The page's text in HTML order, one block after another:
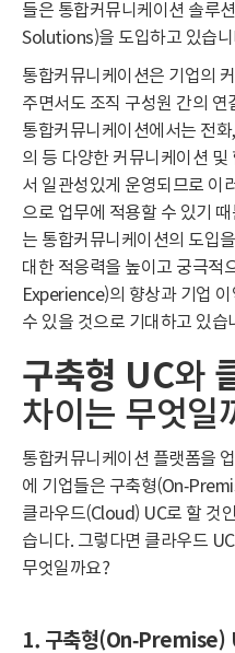
들은 통합커뮤니케이션 솔
Solutions)을 도입하고 있습니
통합커뮤니케이션은 기업의
주면서도 조직 구성원 간의 연
통합커뮤니케이션에서는 전
의 등 다양한 커뮤니케이션 및
서 일관성있게 운영되므로 이
으로 업무에 적용할 수 있기
는 통합커뮤니케이션의 도입
대한 적응력을 높이고 궁극적
Experience)의 향상과 기업
수 있을 것으로 기대하고 있습
구축형 UC와
차이는 무엇일
통합커뮤니케이션 플랫폼을
에 기업들은 구축형(On-
클라우드(Cloud) UC로 할 것
습니다. 그렇다면 클라우드
무엇일까요?
1. 구축형(On-Premise)